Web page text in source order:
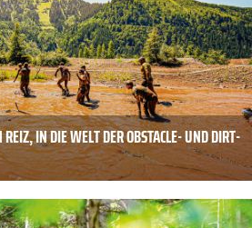
IN DIE WELT DER OBSTACLE- UND DIRT-